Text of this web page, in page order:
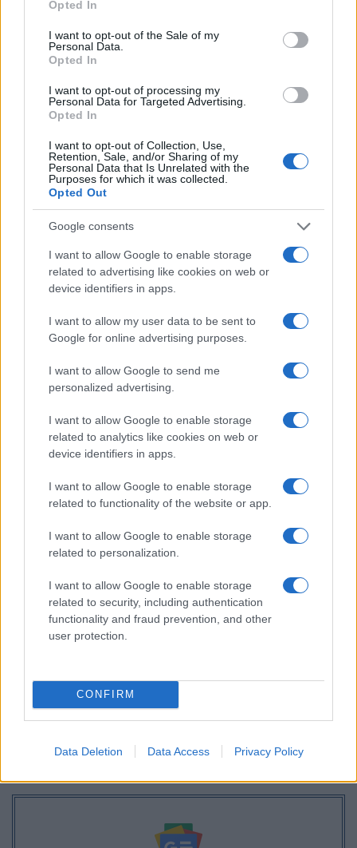
use your data for below specified purposes in below Google
consent section.
Opted In
I want to opt-out of the Sale of my
Personal Data.
Opted In
I want to opt-out of processing my
Personal Data for Targeted Advertising.
Opted In
I want to opt-out of Collection, Use,
Retention, Sale, and/or Sharing of my
Personal Data that Is Unrelated with the
Purposes for which it was collected.
Opted Out
Google consents
I want to allow Google to enable storage
related to advertising like cookies on web or
device identifiers in apps.
I want to allow my user data to be sent to
Google for online advertising purposes.
I want to allow Google to send me
personalized advertising.
I want to allow Google to enable storage
related to analytics like cookies on web or
device identifiers in apps.
I want to allow Google to enable storage
related to functionality of the website or app.
I want to allow Google to enable storage
related to personalization.
I want to allow Google to enable storage
related to security, including authentication
functionality and fraud prevention, and other
user protection.
CONFIRM
Data Deletion Data Access Privacy Policy
Κλείνοντας κάνοντας ειδική αναφορά στις
Πανελλαδικές εξετάσεις, διευκρίνισε ότι, «είμαστε
ανοιχτοί σε προτάσεις για τη βελτίωση τους, αλλά δεν
είμαστε διατεθειμένοι να κάνουμε αλλαγές για τις
Δείτε ποιά λογοτεχνικά βιβλία μπαίνουν στα σχολεία